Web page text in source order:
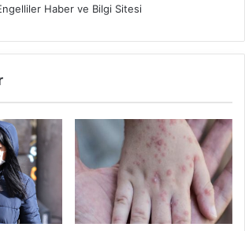
Haber ve Bilgi Sitesi